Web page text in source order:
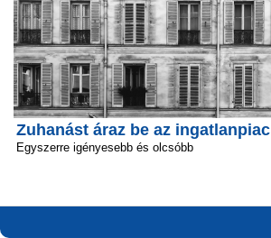
Zuhanást áraz be az ingatlanpiac
Egyszerre igényesebb és olcsóbb